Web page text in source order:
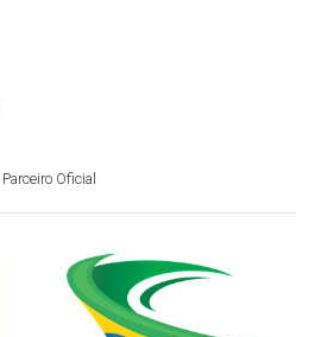
Parceiro Oficial